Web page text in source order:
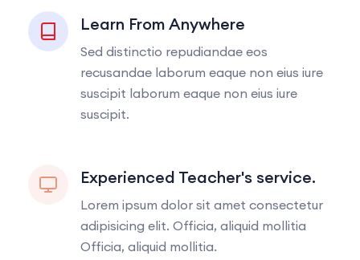
Learn From Anywhere
Sed distinctio repudiandae eos
recusandae laborum eaque non eius iure
suscipit laborum eaque non eius iure
suscipit.
Experienced Teacher's service.
Lorem ipsum dolor sit amet consectetur
adipisicing elit. Officia, aliquid mollitia
Officia, aliquid mollitia.